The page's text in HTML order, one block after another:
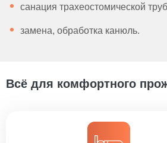
санация трахеостомической
замена, обработка канюль.
Всё для комфортного